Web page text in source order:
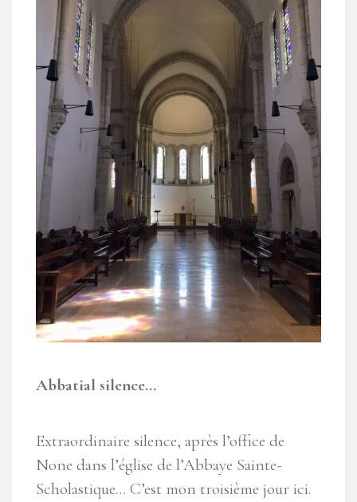
Abbatial silence…
Extraordinaire silence, après l’office de
None dans l’église de l’Abbaye Sainte-
Scholastique… C’est mon troisième jour ici.